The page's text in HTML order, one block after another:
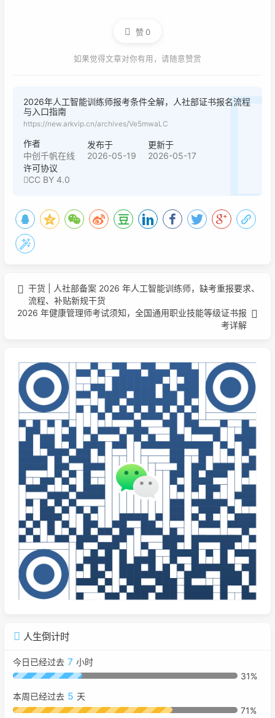
赞0
如果觉得文章对你有用，请随意赞赏
2026年人工智能训练师报考条件全解，人社部证书报名流程
与入口指南
https://new.arkvip.cn/archives/Ve5mwaLC
作者
中创千帆在线
发布于
2026-05-19
更新于
2026-05-17
许可协议
CC BY 4.0
干货 | 人社部备案 2026 年人工智能训练师，缺考重报要求、
流程、补贴新规干货
2026 年健康管理师考试须知，全国通用职业技能等级证书报
考详解
人生倒计时
今日已经过去 7 小时
31%
本周已经过去 5 天
71%